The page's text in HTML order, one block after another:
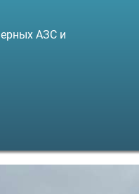
АЗС и